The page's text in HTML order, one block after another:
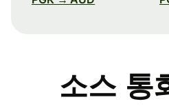
소스 통